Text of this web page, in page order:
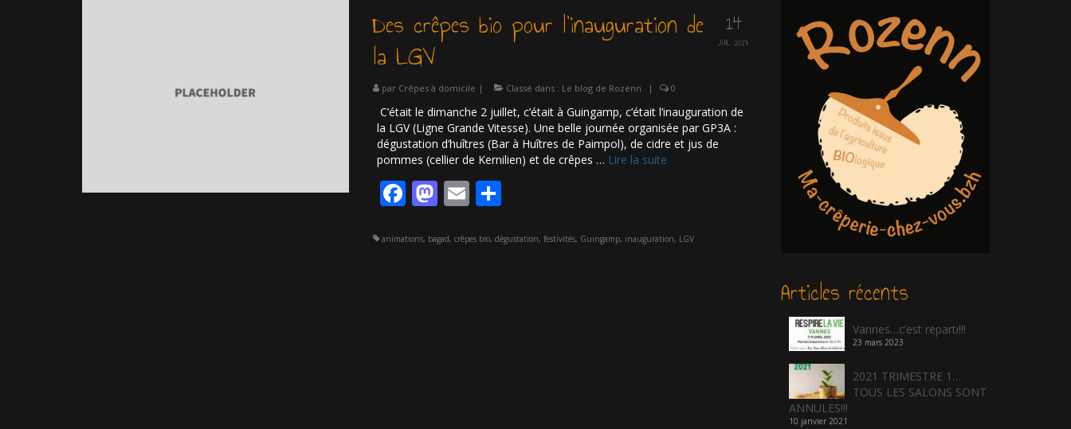
14
JUIL 2017
Des crêpes bio pour l’inauguration de
la LGV
par Crêpes à domicile | Classé dans : Le blog de Rozenn | 0
C’était le dimanche 2 juillet, c’était à Guingamp, c’était l’inauguration de
la LGV (Ligne Grande Vitesse). Une belle journée organisée par GP3A :
dégustation d’huîtres (Bar à Huîtres de Paimpol), de cidre et jus de
pommes (cellier de Kernilien) et de crêpes … Lire la suite­­
Facebook
Mastodon
EmailPartager
animations, bagad, crêpes bio, dégustation, festivités, Guingamp, inauguration, LGV
Articles récents
Vannes…c’est reparti!!!
23 mars 2023
2021 TRIMESTRE 1…
TOUS LES SALONS SONT
ANNULES!!!
10 janvier 2021